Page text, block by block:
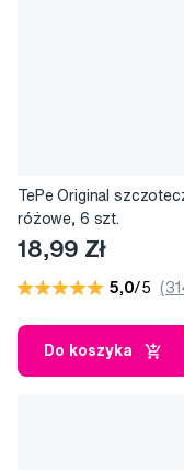
TePe Original
różowe, 6 szt.
18,99 Zł
5,0/5
Do koszyka